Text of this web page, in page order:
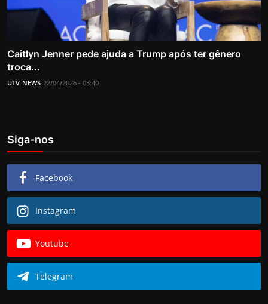
Caitlyn Jenner pede ajuda a Trump após ter gênero
troca...
UTV-NEWS 22/04/2026 - 03:40
Siga-nos
Facebook
Instagram
Youtube
Telegram